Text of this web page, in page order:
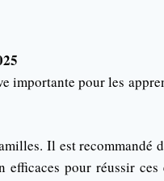
importante pour les
Il est recommandé
pour réussir ces